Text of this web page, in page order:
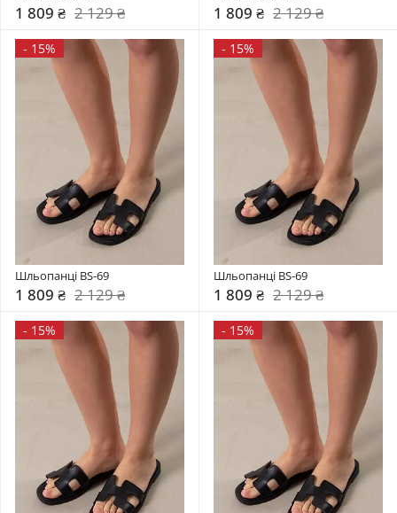
1 809 ₴ 2 129 ₴ 1 809 ₴ 2 129 ₴
- 15%
Шльопанці BS-69
1 809 ₴ 2 129 ₴
- 15%
Шльопанці BS-69
1 809 ₴ 2 129 ₴
- 15% - 15%